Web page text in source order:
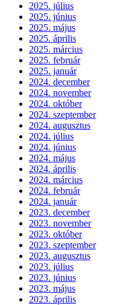
2025. július
2025. június
2025. május
2025. április
2025. március
2025. február
2025. január
2024. december
2024. november
2024. október
2024. szeptember
2024. augusztus
2024. július
2024. június
2024. május
2024. április
2024. március
2024. február
2024. január
2023. december
2023. november
2023. október
2023. szeptember
2023. augusztus
2023. július
2023. június
2023. május
2023. április